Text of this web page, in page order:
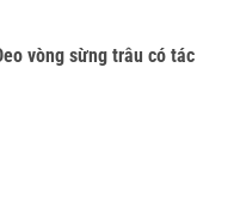
vòng sừng trâu có tác